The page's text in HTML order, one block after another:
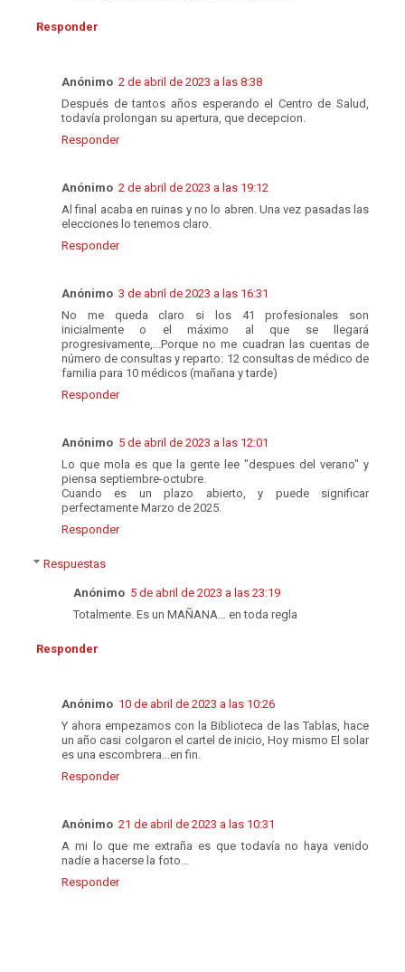
Responder
Anónimo 2 de abril de 2023 a las 8:38
Después de tantos años esperando el Centro de Salud,
todavía prolongan su apertura, que decepcion.
Responder
Anónimo 2 de abril de 2023 a las 19:12
Al final acaba en ruinas y no lo abren. Una vez pasadas las
elecciones lo tenemos claro.
Responder
Anónimo 3 de abril de 2023 a las 16:31
No me queda claro si los 41 profesionales son
inicialmente o el máximo al que se llegará
progresivamente,...Porque no me cuadran las cuentas de
número de consultas y reparto: 12 consultas de médico de
familia para 10 médicos (mañana y tarde)
Responder
Anónimo 5 de abril de 2023 a las 12:01
Lo que mola es que la gente lee "despues del verano" y
piensa septiembre-octubre.
Cuando es un plazo abierto, y puede significar
perfectamente Marzo de 2025.
Responder
Respuestas
Anónimo 5 de abril de 2023 a las 23:19
Totalmente. Es un MAÑANA… en toda regla
Responder
Anónimo 10 de abril de 2023 a las 10:26
Y ahora empezamos con la Biblioteca de las Tablas, hace
un año casi colgaron el cartel de inicio, Hoy mismo El solar
es una escombrera...en fin.
Responder
Anónimo 21 de abril de 2023 a las 10:31
A mi lo que me extraña es que todavía no haya venido
nadie a hacerse la foto...
Responder